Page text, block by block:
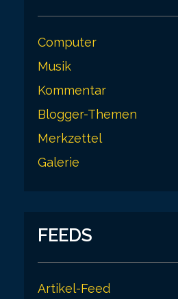
Computer
Musik
Kommentar
Blogger-Themen
Merkzettel
Galerie
FEEDS
Artikel-Feed